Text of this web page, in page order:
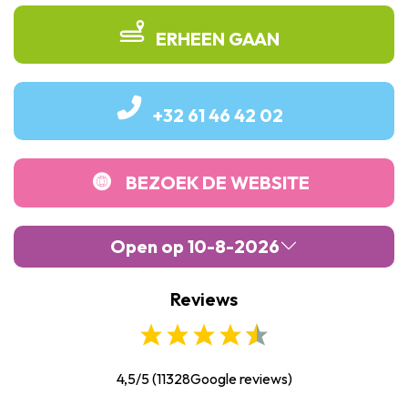
ERHEEN GAAN
+32 61 46 42 02
BEZOEK DE WEBSITE
Open op 10-8-2026
18:30
-18:30
Reviews
4,5/5(11328Google reviews)